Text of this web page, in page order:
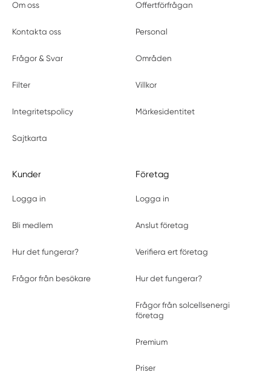
Om oss Offertförfrågan
Kontakta oss Personal
Frågor & Svar Områden
Filter Villkor
Integritetspolicy Märkesidentitet
Sajtkarta
Kunder
Logga in
Bli medlem
Hur det fungerar?
Frågor från besökare
Företag
Logga in
Anslut företag
Verifiera ert företag
Hur det fungerar?
Frågor från solcellsenergi
företag
Premium
Priser